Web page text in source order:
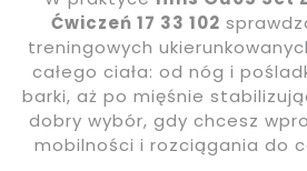
Ćwiczeń 17 33 102
treningowych
całego ciała: od nóg i
barki, aż po mięśnie
dobry wybór, gdy chcesz
mobilności i rozciągania do